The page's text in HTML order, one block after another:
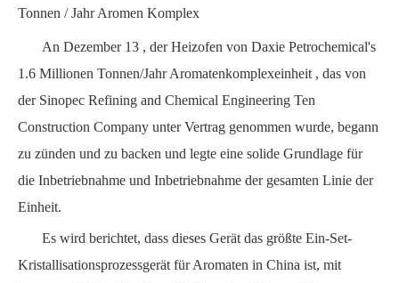
Tonnen /Jahr Aromen Komplex
An Dezember 13 , der Heizofen von Daxie Petrochemical's
1.6 Millionen Tonnen/Jahr Aromatenkomplexeinheit , das von
der Sinopec Refining and Chemical Engineering Ten
Construction Company unter Vertrag genommen wurde, begann
zu zünden und zu backen und legte eine solide Grundlage für
die Inbetriebnahme und Inbetriebnahme der gesamten Linie der
Einheit.
Es wird berichtet, dass dieses Gerät das größte Ein-Set-
Kristallisationsprozessgerät für Aromaten in China ist, mit